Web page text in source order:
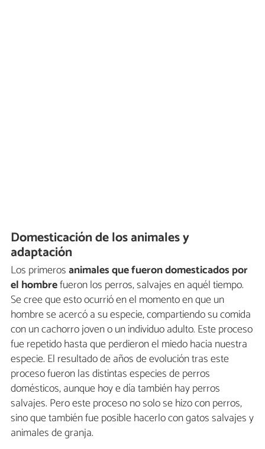
Domesticación de los animales y
adaptación
Los primerosanimales que fueron domesticados por
el hombrefueron los perros, salvajes en aquél tiempo.
Se cree que esto ocurrió en el momento en que un
hombre se acercó a su especie, compartiendo su comida
con un cachorro joven o un individuo adulto. Este proceso
fue repetido hasta que perdieron el miedo hacia nuestra
especie. El resultado de años de evolución tras este
proceso fueron las distintas especies de perros
domésticos, aunque hoy e día también hay perros
salvajes. Pero este proceso no solo se hizo con perros,
sino que también fue posible hacerlo con gatos salvajes y
animales de granja.